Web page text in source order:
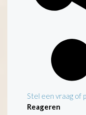
Stel een vraag of
Reageren